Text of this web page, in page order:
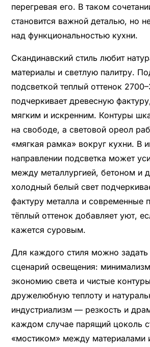
перегревая его. В таком
становится важной деталью, но
над функциональностью кухни.
Скандинавский стиль любит
материалы и светлую палитру.
подсветкой теплый оттенок
подчеркивает древесную
мягким и искренним. Контуры
на свободе, а световой ореол
«мягкая рамка» вокруг кухни. В
направлении подсветка может
между металлургией, бетоном и
холодный белый свет
фактуру металла и современные
тёплый оттенок добавляет уют,
кажется суровым.
Для каждого стиля можно задать
сценарий освещения: минимализм
экономию света и чистые
дружелюбную теплоту и
индустриализм — резкость и
каждом случае парящий цоколь
«мостиком» между материалами